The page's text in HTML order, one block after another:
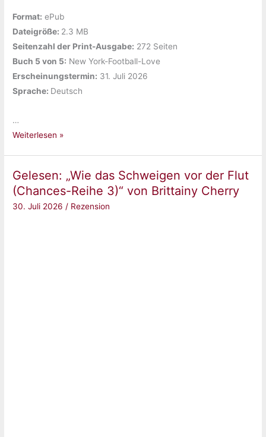
Format: ePub
Dateigröße: ‎ 2.3 MB
Seitenzahl der Print-Ausgabe: ‎272 Seiten
Buch 5 von 5: ‎New York-Football-Love
Erscheinungstermin: ‎31. Juli 2026
Sprache: ‎ Deutsch
…
Gelesen:
Dragons:
Eric
&
Weiterlesen »
Gelesen: „Wie das Schweigen vor der Flut
(Chances-Reihe 3)“ von Brittainy Cherry
30. Juli 2026 / Rezension